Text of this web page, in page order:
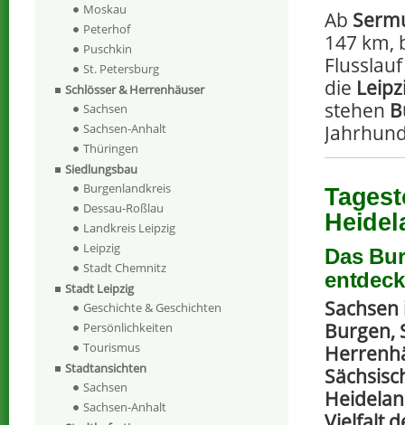
Ab
147 km,
die
stehen
Das
Burgen,
Moskau
Peterhof
Puschkin
St. Petersburg
Schlösser & Herrenhäuser
Sachsen
Sachsen-Anhalt
Thüringen
Siedlungsbau
Burgenlandkreis
Dessau-Roßlau
Landkreis Leipzig
Leipzig
Stadt Chemnitz
Stadt Leipzig
Geschichte & Geschichten
Persönlichkeiten
Tourismus
Stadtansichten
Sachsen
Sachsen-Anhalt